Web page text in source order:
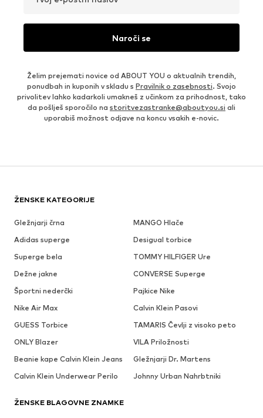
Naroči se
Želim prejemati novice od ABOUT YOU o aktualnih trendih,
ponudbah in kuponih v skladu s Pravilnik o zasebnosti. Svojo
privolitev lahko kadarkoli umakneš z učinkom za prihodnost, tako
da pošlješ sporočilo na storitvezastranke@aboutyou.si ali
uporabiš možnost odjave na koncu vsakih e-novic.
ŽENSKE KATEGORIJE
Gležnjarji črna
MANGO Hlače
Adidas superge
Desigual torbice
Superge bela
TOMMY HILFIGER Ure
Dežne jakne
CONVERSE Superge
Športni nederčki
Pajkice Nike
Nike Air Max
Calvin Klein Pasovi
GUESS Torbice
TAMARIS Čevlji z visoko peto
ONLY Blazer
VILA Priložnosti
Beanie kape Calvin Klein Jeans
Gležnjarji Dr. Martens
Calvin Klein Underwear Perilo
Johnny Urban Nahrbtniki
ŽENSKE BLAGOVNE ZNAMKE